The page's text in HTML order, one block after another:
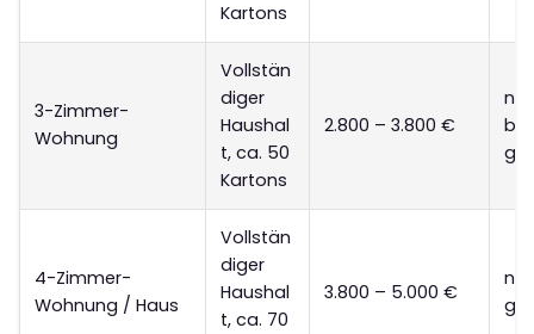
Kartons
3-Zimmer-
Wohnung
Vollstän
diger
Haushal
t, ca. 50
Kartons
2.800 – 3.800 €
nur
4-Zimmer-
Wohnung / Haus
Vollstän
diger
Haushal
t, ca. 70
3.800 – 5.000 €